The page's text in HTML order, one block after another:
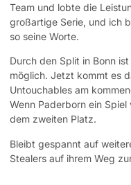
Team und lobte die
großartige Serie, und ich
so seine Worte.
Durch den Split in Bonn
möglich. Jetzt kommt es
Untouchables am
Wenn Paderborn ein
dem zweiten Platz.
Bleibt gespannt auf
Stealers auf ihrem Weg